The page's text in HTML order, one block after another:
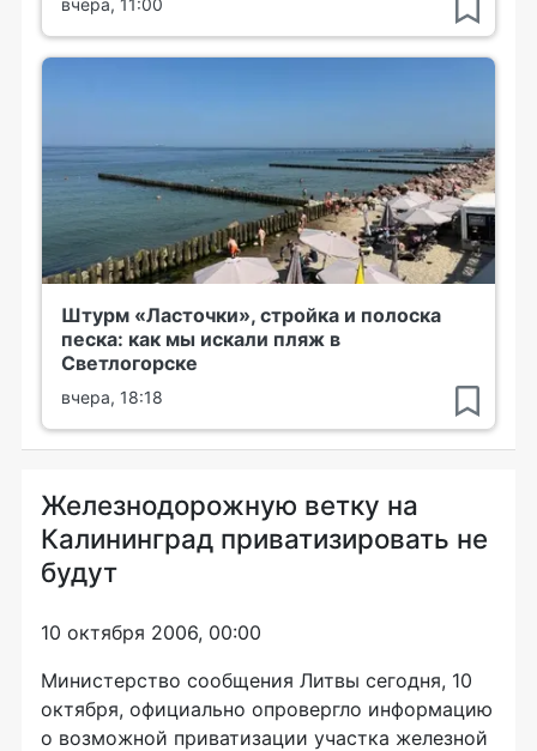
вчера, 11:00
Штурм «Ласточки», стройка и полоска
песка: как мы искали пляж в
Светлогорске
вчера, 18:18
Железнодорожную ветку на
Калининград приватизировать не
будут
10 октября 2006, 00:00
Министерство сообщения Литвы сегодня, 10
октября, официально опровергло информацию
о возможной приватизации участка железной